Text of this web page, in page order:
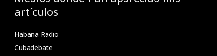
artículos
Habana Radio
Cubadebate